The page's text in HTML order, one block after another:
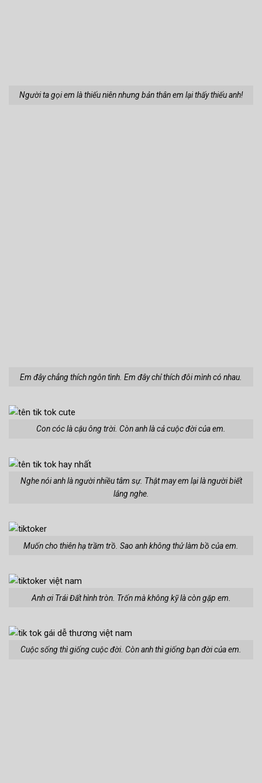
Người ta gọi em là thiếu niên nhưng bản thân em lại thấy thiếu anh!
Em đây chẳng thích ngôn tình. Em đây chỉ thích đôi mình có nhau.
Con cóc là cậu ông trời. Còn anh là cả cuộc đời của em.
Nghe nói anh là người nhiều tâm sự. Thật may em lại là người biết
lắng nghe.
Muốn cho thiên hạ trầm trồ. Sao anh không thử làm bồ của em.
Anh ơi Trái Đất hình tròn. Trốn mà không kỹ là còn gặp em.
Cuộc sống thì giống cuộc đời. Còn anh thì giống bạn đời của em.